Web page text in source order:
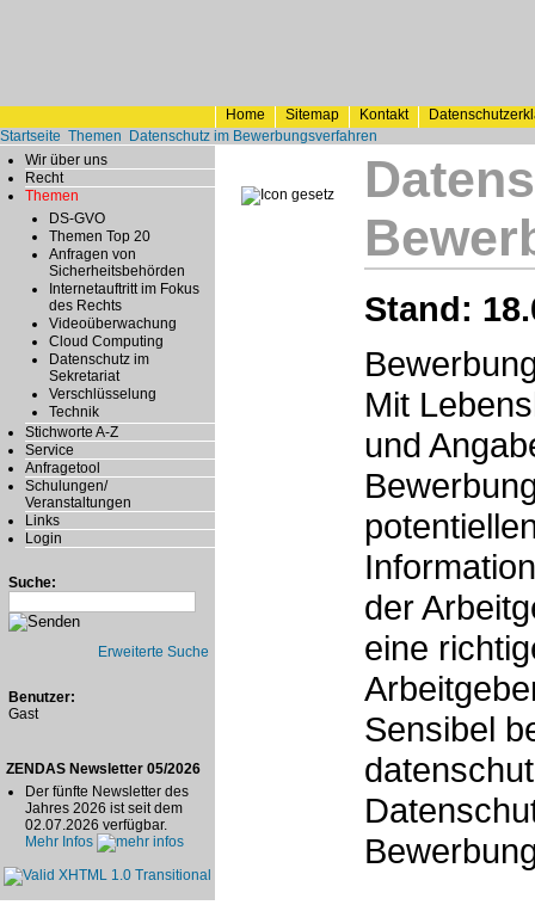
Home Sitemap Kontakt
Startseite Themen
Datenschutz im Bewerbungsverfahren
Wir über uns
Recht
Themen
DS-GVO
Themen Top 20
Anfragen von
Sicherheitsbehörden
Internetauftritt im Fokus
des Rechts
Videoüberwachung
Cloud Computing
Datenschutz im
Sekretariat
Verschlüsselung
Technik
Stichworte A-Z
Service
Anfragetool
Schulungen/
Veranstaltungen
Links
Login
Suche:
Erweiterte Suche
Benutzer:
Gast
ZENDAS Newsletter 05/2026
Der fünfte Newsletter des
Jahres 2026 ist seit dem
02.07.2026 verfügbar.
Mehr Infos
Stand:
Mit
und
der
eine
Sensibel